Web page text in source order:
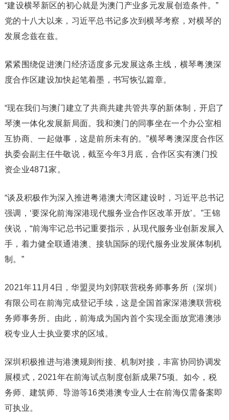
“建设横琴新区的初心就是为澳门产业多元发展创造条件。”
党的十八大以来，习近平总书记多次到横琴考察，对横琴的
发展念兹在兹。
紧紧围绕促进澳门经济适度多元发展这条主线，横琴粤澳深
度合作区建设加快起笔着墨，书写恢弘篇章。
“现在我们与澳门建立了共商共建共管共享的新体制，开启了
琴澳一体化发展新局面。我和澳门的同事坐在一个办公室相
互协商、一起做事，这是前所未有的。”横琴粤澳深度合作区
执委会副主任牛敬说，截至今年3月底，合作区实有澳门投
资企业4871家。
“谈及积极作为深入推进粤港澳大湾区建设时，习近平总书记
强调，‘要深化前海深港现代服务业合作区改革开放’。”王锦
侠说，“前海牢记总书记重要指示，从现代服务业创新发展入
手，着力健全联通港澳、接轨国际的现代服务业发展体制机
制。”
2021年11月4日，华盟灵均刘郭联营税务师事务所（深圳）
有限公司在前海完成登记手续，这是全国首家深港澳联营税
务师事务所。由此，前海成为国内首个实现全面放宽港澳涉
税专业人士执业要求的区域。
深圳积极推进与港澳规则衔接、机制对接，丰富协同协调发
展模式，2021年在前海试点制度创新成果75项。如今，税
务师、建筑师、导游等16类港澳专业人士在前海仅需备案即
可执业。